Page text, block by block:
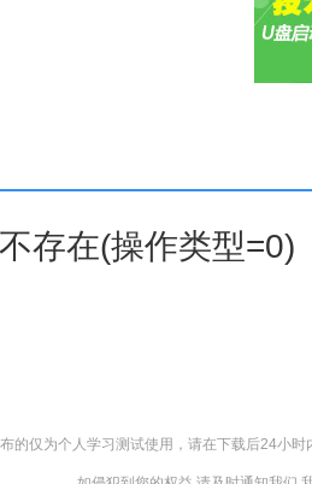
存在(操作类型=0)
的仅为个人学习测试使用，请在下载后24小